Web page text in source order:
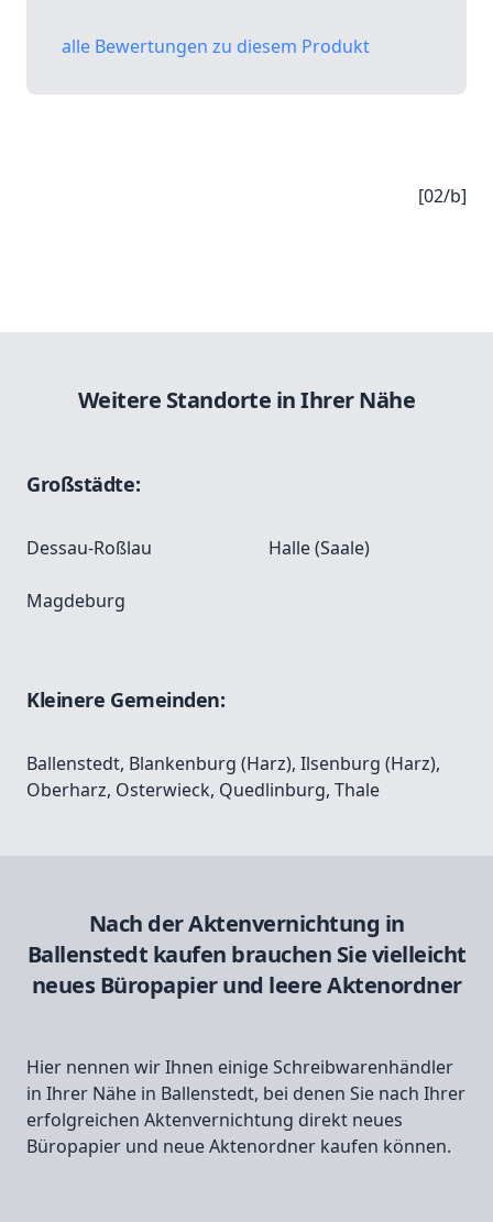
alle Bewertungen zu diesem Produkt
[02/b]
Weitere Standorte in Ihrer Nähe
Großstädte:
Dessau-Roßlau Halle (Saale)
Magdeburg
Kleinere Gemeinden:
Ballenstedt, Blankenburg (Harz), Ilsenburg (Harz),
Oberharz, Osterwieck, Quedlinburg, Thale
Nach der Aktenvernichtung in
Ballenstedt kaufen brauchen Sie vielleicht
neues Büropapier und leere Aktenordner
Hier nennen wir Ihnen einige Schreibwarenhändler
in Ihrer Nähe in Ballenstedt, bei denen Sie nach Ihrer
erfolgreichen Aktenvernichtung direkt neues
Büropapier und neue Aktenordner kaufen können.